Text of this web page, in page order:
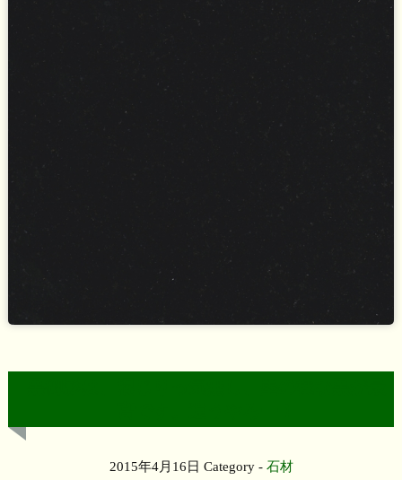
2015年4月16日 Category - 石材